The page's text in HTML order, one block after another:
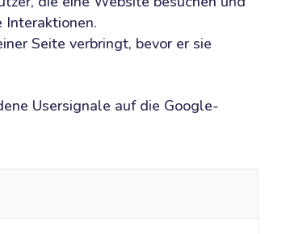
Interaktionen.
Seite verbringt, bevor er sie
Usersignale auf die Google-